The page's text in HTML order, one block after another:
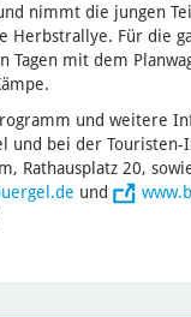
nimmt die jungen
Herbstrallye. Für die
Tagen mit dem
und weitere
und bei der
Rathausplatz 20,
und